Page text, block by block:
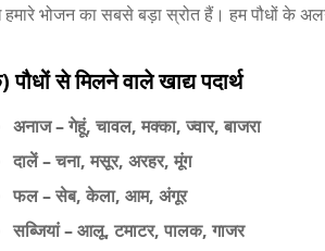
हमारे भोजन का सबसे बड़ा स्रोत हैं। हम पौधों के
से मिलने वाले खाद्य पदार्थ
अनाज– गेहूं, चावल, मक्का, ज्वार, बाजरा
दालें– चना, मसूर, अरहर, मूंग
फल– सेब, केला, आम, अंगूर
सब्जियां– आलू, टमाटर, पालक, गाजर